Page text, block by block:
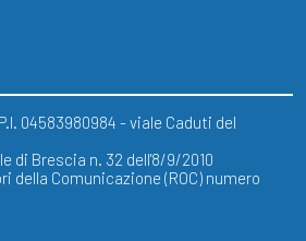
04583980984 - viale Caduti del
di Brescia n. 32 dell'8/9/2010
della Comunicazione (ROC) numero